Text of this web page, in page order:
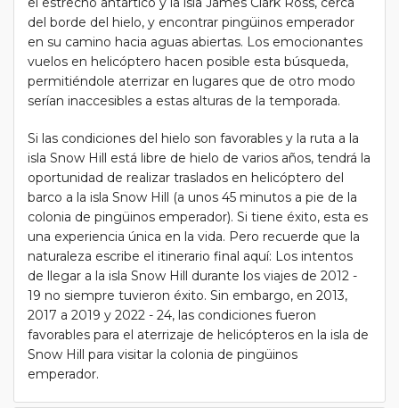
del borde del hielo, y encontrar pingüinos emperador
en su camino hacia aguas abiertas. Los emocionantes
vuelos en helicóptero hacen posible esta búsqueda,
permitiéndole aterrizar en lugares que de otro modo
serían inaccesibles a estas alturas de la temporada.
Si las condiciones del hielo son favorables y la ruta a la
isla Snow Hill está libre de hielo de varios años, tendrá la
oportunidad de realizar traslados en helicóptero del
barco a la isla Snow Hill (a unos 45 minutos a pie de la
colonia de pingüinos emperador). Si tiene éxito, esta es
una experiencia única en la vida. Pero recuerde que la
naturaleza escribe el itinerario final aquí: Los intentos
de llegar a la isla Snow Hill durante los viajes de 2012 -
19 no siempre tuvieron éxito. Sin embargo, en 2013,
2017 a 2019 y 2022 - 24, las condiciones fueron
favorables para el aterrizaje de helicópteros en la isla de
Snow Hill para visitar la colonia de pingüinos
emperador.